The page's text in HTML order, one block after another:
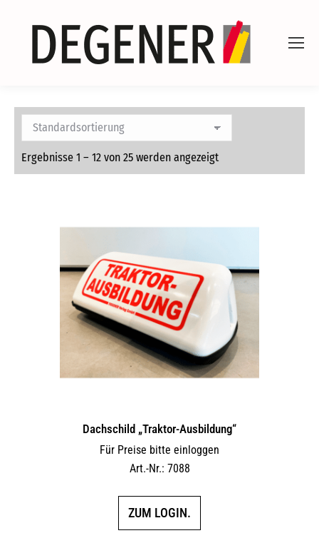
Ergebnisse 1 – 12 von 25 werden angezeigt
Dachschild „Traktor-Ausbildung“
Für Preise bitte einloggen
Art.-Nr.: 7088
ZUM LOGIN.